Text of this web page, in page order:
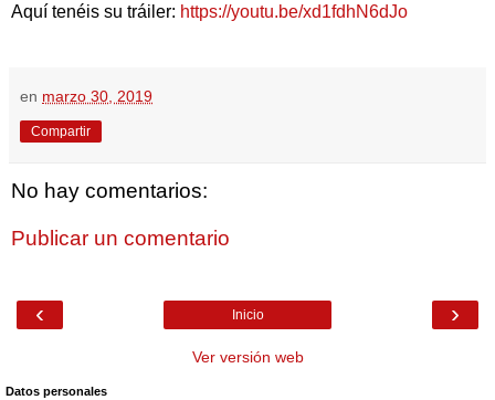
Aquí tenéis su tráiler: https://youtu.be/xd1fdhN6dJo
en marzo 30, 2019
Compartir
No hay comentarios:
Publicar un comentario
‹ ›
Inicio
Ver versión web
Datos personales